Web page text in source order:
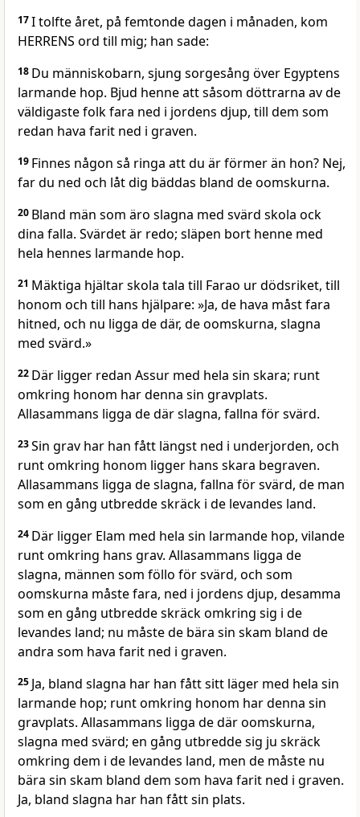
17I tolfte året, på femtonde dagen i månaden, kom
HERRENS ord till mig; han sade:
18 Du människobarn, sjung sorgesång över Egyptens
larmande hop. Bjud henne att såsom döttrarna av de
väldigaste folk fara ned i jordens djup, till dem som
redan hava farit ned i graven.
19 Finnes någon så ringa att du är förmer än hon? Nej,
far du ned och låt dig bäddas bland de oomskurna.
20 Bland män som äro slagna med svärd skola ock
dina falla. Svärdet är redo; släpen bort henne med
hela hennes larmande hop.
21 Mäktiga hjältar skola tala till Farao ur dödsriket, till
honom och till hans hjälpare: »Ja, de hava måst fara
hitned, och nu ligga de där, de oomskurna, slagna
med svärd.»
22 Där ligger redan Assur med hela sin skara; runt
omkring honom har denna sin gravplats.
Allasammans ligga de där slagna, fallna för svärd.
23Sin grav har han fått längst ned i underjorden, och
runt omkring honom ligger hans skara begraven.
Allasammans ligga de slagna, fallna för svärd, de man
som en gång utbredde skräck i de levandes land.
24 Där ligger Elam med hela sin larmande hop, vilande
runt omkring hans grav. Allasammans ligga de
slagna, männen som föllo för svärd, och som
oomskurna måste fara, ned i jordens djup, desamma
som en gång utbredde skräck omkring sig i de
levandes land; nu måste de bära sin skam bland de
andra som hava farit ned i graven.
25 Ja, bland slagna har han fått sitt läger med hela sin
larmande hop; runt omkring honom har denna sin
gravplats. Allasammans ligga de där oomskurna,
slagna med svärd; en gång utbredde sig ju skräck
omkring dem i de levandes land, men de måste nu
bära sin skam bland dem som hava farit ned i graven.
Ja, bland slagna har han fått sin plats.